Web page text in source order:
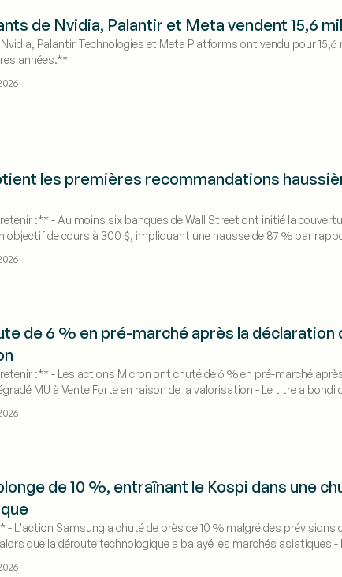
de Nvidia, Palantir et Meta vendent 15,6
Palantir Technologies et Meta Platforms ont vendu pour
années.**
les premières recommandations
:** - Au moins six banques de Wall Street ont initié la
objectif de cours à 300 $, impliquant une hausse de 87 % par
de 6 % en pré-marché après la
:** - Les actions Micron ont chuté de 6 % en pré-marché
MU à Vente Forte en raison de la valorisation - Le titre a
de 10 %, entraînant le Kospi dans une
L'action Samsung a chuté de près de 10 % malgré des prévisions
que la déroute technologique a balayé les marchés